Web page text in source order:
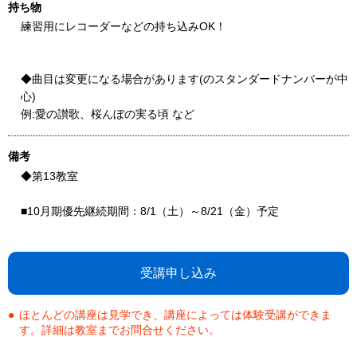
持ち物
練習用にレコーダーなどの持ち込みOK！
◆曲目は変更になる場合があります(のスタンダードナンバーが中
心)
例:愛の讃歌、桜んぼの実る頃 など
備考
◆第13教室
■10月期優先継続期間：8/1（土）～8/21（金）予定
受講申し込み
ほとんどの講座は見学でき、講座によっては体験受講ができま
す。詳細は教室までお問合せください。